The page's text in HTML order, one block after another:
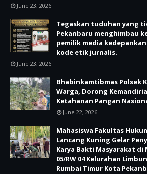
June 23, 2026
Tegaskan tuduhan yang
Pekanbaru menghimbau
pemilik media
kode etik jurnalis.
June 23, 2026
Bhabinkamtibmas Polsek
Warga, Dorong
Ketahanan Pangan
June 22, 2026
Mahasiswa Fakultas
Lancang Kuning Gelar
Karya Bakti Masyarakat di
05/RW 04 Kelurahan
Rumbai Timur Kota